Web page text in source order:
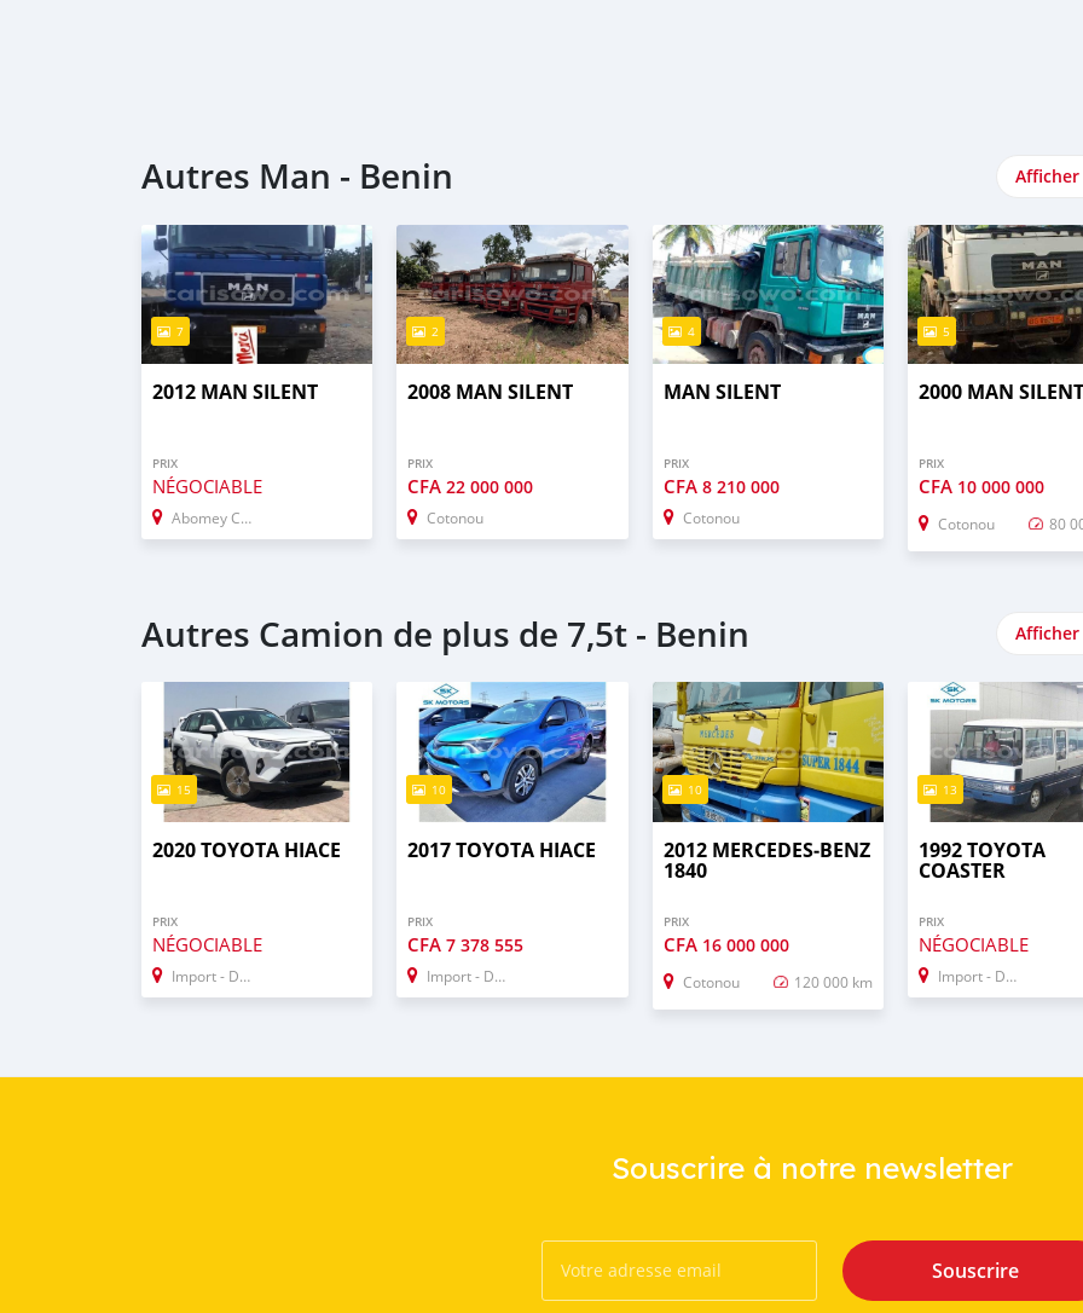
Autres Man - Benin
7
2012 MAN SILENT
PRIX
NÉGOCIABLE
Abomey Calavi
2
2008 MAN SILENT
PRIX
CFA22 000 000
Cotonou
4
MAN SILENT
PRIX
CFA 8 210 000
Cotonou
5
2000 MAN SILENT
PRIX
CFA 10 000 000
Cotonou 80
Autres Camion de plus de 7,5t - Benin
15
2020 TOYOTA HIACE
PRIX
NÉGOCIABLE
Import - Dubai
10
2017 TOYOTA HIACE
PRIX
CFA7 378 555
Import - Dubai
10
2012 MERCEDES‒BENZ
1840
PRIX
CFA 16 000 000
Cotonou 120 000 km
13
1992 TOYOTA
COASTER
PRIX
NÉGOCIABLE
Import - Dubai
Souscrire à notre newsletter
Souscrire